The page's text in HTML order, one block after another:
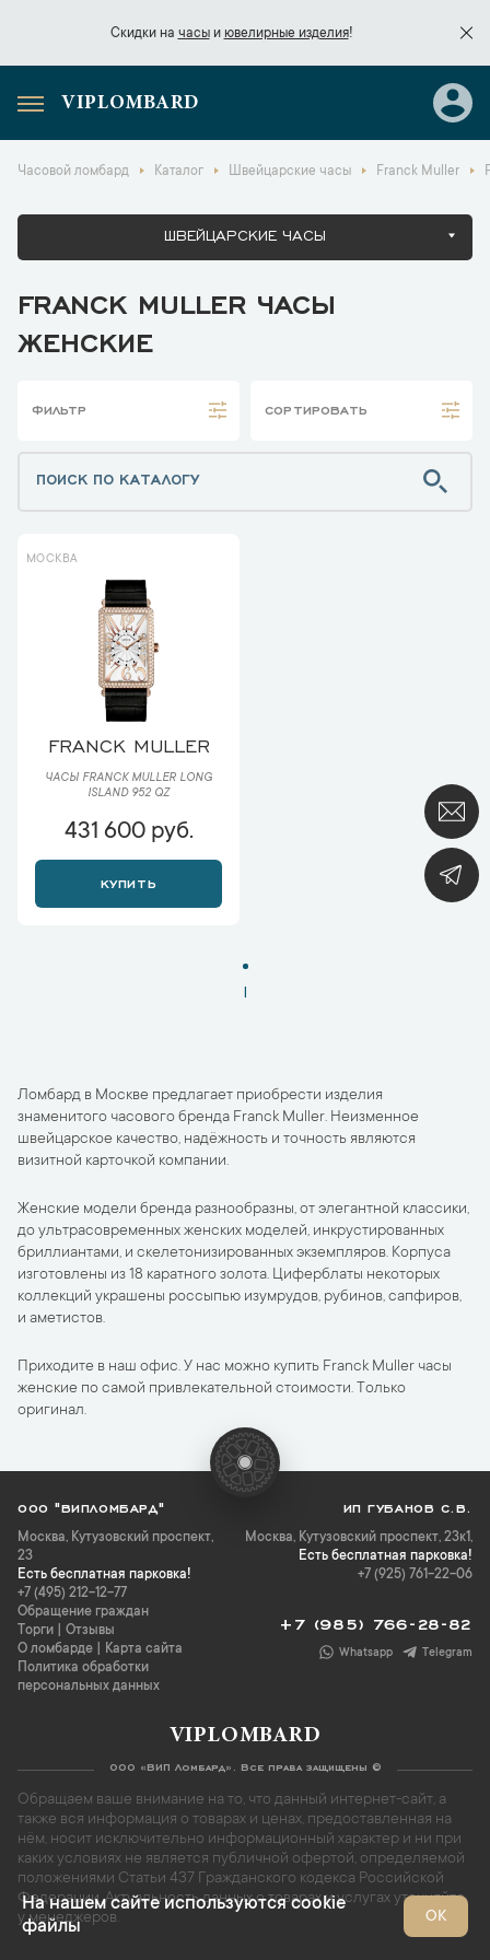
Скидки на часыи ювелирные изделия!
Скидки начасы
VIPLOMBARD
Часовой ломбард Каталог Швейцарские часы Franck Muller
ШВЕЙЦАРСКИЕ ЧАСЫ
FRANCK MULLER ЧАСЫ
ЖЕНСКИЕ
ФИЛЬТР СОРТИРОВАТЬ
МОСКВА
FRANCK MULLER
ЧАСЫ FRANCK MULLER LONG
ISLAND 952 QZ
431 600 руб.
КУПИТЬ
1
Ломбард в Москве предлагает приобрести изделия
знаменитого часового бренда Franck Muller. Неизменное
швейцарское качество, надёжность и точность являются
визитной карточкой компании.
Женские модели бренда разнообразны, от элегантной классики,
до ультрасовременных женских моделей, инкрустированных
бриллиантами, и скелетонизированных экземпляров. Корпуса
изготовлены из 18 каратного золота. Циферблаты некоторых
коллекций украшены россыпью изумрудов, рубинов, сапфиров,
и аметистов.
Приходите в наш офис. У нас можно купить Franck Muller часы
женские по самой привлекательной стоимости. Только
оригинал.
ООО "ВИПЛОМБАРД"
Москва, Кутузовский проспект,
23
Есть бесплатная парковка!
+7 (495) 212-12-77
Обращение граждан
Торги
Отзывы
О ломбарде
Карта сайта
Политика обработки
персональных данных
ИП ГУБАНОВ С.В.
Москва, Кутузовский проспект, 23к1,
Есть бесплатная парковка!
+7 (925) 761-22-06
+7 (985) 766-28-82
Whatsapp Telegram
VIPLOMBARD
ООО «ВИП Ломбард». Все права защищены ©
Обращаем ваше внимание на то, что данный интернет-сайт, а
также вся информация о товарах и ценах, предоставленная на
нём, носит исключительно информационный характер и ни при
каких условиях не является публичной офертой, определяемой
положениями Статьи 437 Гражданского кодекса Российской
Федерации. Актуальность данных о товарах и услугах уточняйте
у менеджеров.
На нашем сайте используются cookie
файлы
ОК